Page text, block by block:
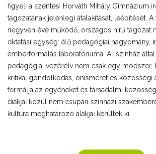
figyeli a szentesi Horváth Mihály Gimnázium
tagozatának jelenlegi átalakítását, leépítését.
negyven éve működő, országos hírű tagozat
oktatási egység: élő pedagógiai hagyomány,
emberformálás laboratóriuma. A “színház
pedagógiai vezérelv nem csak egy módszer,
kritikai gondolkodás, önismeret és közösségi
formálja az egyéneket és társadalmi
diákjai közül nem csupán színházi
kultúra meghatározó alakjai kerültek ki.